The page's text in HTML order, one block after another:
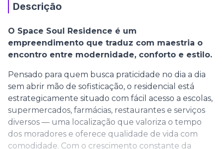
Descrição
O Space Soul Residence é um
empreendimento que traduz com maestria o
encontro entre modernidade, conforto e estilo.
Pensado para quem busca praticidade no dia a dia
sem abrir mão de sofisticação, o residencial está
estrategicamente situado com fácil acesso a escolas,
supermercados, farmácias, restaurantes e serviços
diversos — uma localização que valoriza o tempo
dos moradores e oferece qualidade de vida com
comodidade. Com o crescimento constante da